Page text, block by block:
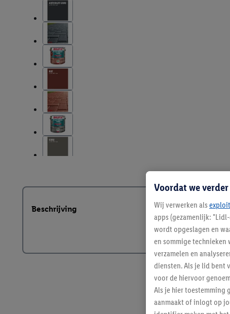
Beschrijving
Voordat we
Wij verwerken als
apps (gezamenlijk:
wordt opgeslagen en
en sommige
verzamelen en
diensten. Als je lid bent
voor de hiervoor
Als je hier toestemming
aanmaakt of inlogt op